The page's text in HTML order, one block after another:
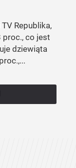
Republika,
proc., co jest
dziewiąta